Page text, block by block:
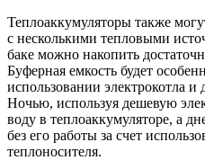
Теплоаккумуляторы также
с несколькими тепловыми
баке можно накопить
Буферная емкость будет
использовании электрокотла и
Ночью, используя дешевую
воду в теплоаккумуляторе, а
без его работы за счет
теплоносителя.